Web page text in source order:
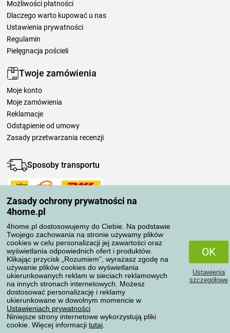
Zasady ochrony prywatności na
4home.pl
4home.pl dostosowujemy do Ciebie. Na podstawie
Twojego zachowania na stronie używamy plików
cookies w celu personalizacji jej zawartości oraz
wyświetlania odpowiednich ofert i produktów.
Klikając przycisk „Rozumiem”, wyrażasz zgodę na
używanie plików cookies do wyświetlania
ukierunkowanych reklam w sieciach reklamowych
na innych stronach internetowych. Możesz
dostosować personalizację i reklamy
ukierunkowane w dowolnym momencie w
Ustawieniach prywatności
Niniejsze strony internetowe wykorzystują pliki
cookie. Więcej informacji tutaj
OK
Ustawienia
szczegółowe
Możliwości płatności
Dlaczego warto kupować u nas
Ustawienia prywatności
Regulamin
Pielęgnacja pościeli
Twoje zamówienia
Moje konto
Moje zamówienia
Reklamacje
Odstąpienie od umowy
Zasady przetwarzania recenzji
Sposoby transportu
Metody płatności
Niezawodny sklep
Ochrona danych osobowych
Wszelkie prawa zastrzeżone © 2004-2026 4home, a.s.